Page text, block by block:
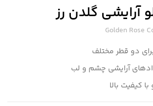
آرایشی گلدن رز
Golden Rose
دو قطر مختلف
آرایشی چشم و لب
کیفیت بالا